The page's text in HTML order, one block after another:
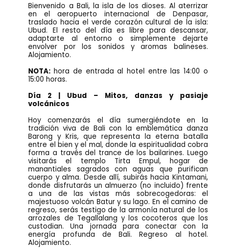
Bienvenido a Bali, la isla de los dioses. Al aterrizar
en el aeropuerto internacional de Denpasar,
traslado hacia el verde corazón cultural de la isla:
Ubud. El resto del día es libre para descansar,
adaptarte al entorno o simplemente dejarte
envolver por los sonidos y aromas balineses.
Alojamiento.
NOTA:hora de entrada al hotel entre las 14:00 o
15:00 horas.
Día 2 | Ubud – Mitos, danzas y pasiaje
volcánicos
Hoy comenzarás el día sumergiéndote en la
tradición viva de Bali con la emblemática danza
Barong y Kris, que representa la eterna batalla
entre el bien y el mal, donde la espiritualidad cobra
forma a través del trance de los bailarines. Luego
visitarás el templo Tirta Empul, hogar de
manantiales sagrados con aguas que purifican
cuerpo y alma. Desde allí, subirás hacia Kintamani,
donde disfrutarás un almuerzo (no incluido) frente
a una de las vistas más sobrecogedoras: el
majestuoso volcán Batur y su lago. En el camino de
regreso, serás testigo de la armonía natural de los
arrozales de Tegallalang y los cocoteros que los
custodian. Una jornada para conectar con la
energía profunda de Bali. Regreso al hotel.
Alojamiento.